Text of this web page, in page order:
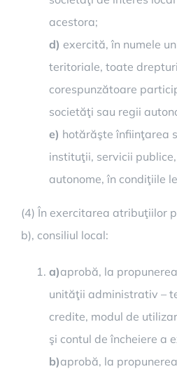
acestora;
d) exercită, în numele
teritoriale, toate
corespunzătoare
societăţi sau regii
e) hotărăşte înfiinţarea
instituţii, servicii
autonome, în condiţiile
(4) În exercitarea atribuţiilor
b), consiliul local:
a)aprobă, la
unităţii administrativ –
credite, modul de
şi contul de încheiere a
b)aprobă, la